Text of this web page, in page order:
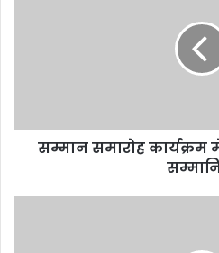
सम्मान समारोह कार्यक्रम